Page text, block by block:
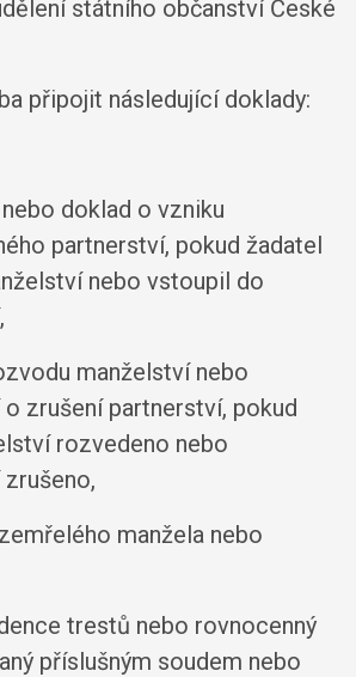
státního občanství České
připojit následující doklady:
doklad o vzniku
partnerství, pokud žadatel
nebo vstoupil do
manželství nebo
zrušení partnerství, pokud
rozvedeno nebo
manžela nebo
trestů nebo rovnocenný
příslušným soudem nebo